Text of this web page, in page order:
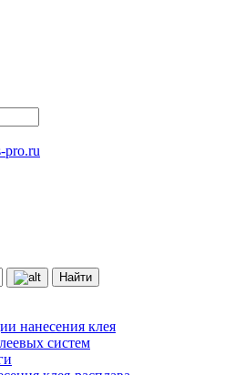
pro.ru
Найти
нанесения клея
систем